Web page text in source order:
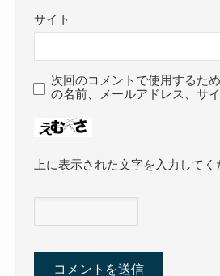
サイト
次回のコメントで使用するた
の名前、メールアドレス、サ
上に表示された文字を入力してく